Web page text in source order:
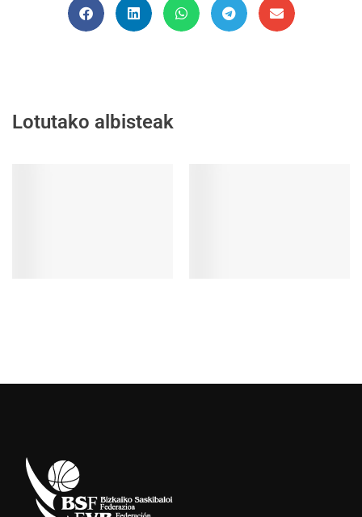
Lotutako albisteak